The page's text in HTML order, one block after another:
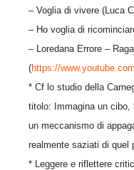
– Voglia di vivere (Luca
– Ho voglia di
– Loredana Errore –
(https://
* Cf lo studio della
titolo: Immagina un
un meccanismo di
realmente saziati di quel
* Leggere e riflettere